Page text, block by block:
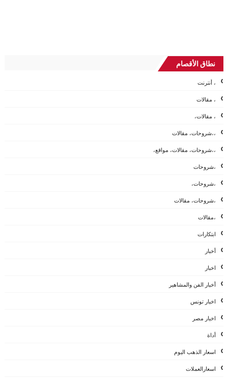
نطاق الأقصام
، أنترنت
، مقالات
، مقالات،
،،شروحات، مقالات
،،شروحات، مقالات، مواقع،
،شروحات
،شروحات،
،شروحات، مقالات
،مقالات
ابتكارات
أخبار
اخبار
أخبار الفن والمشاهير
اخبار تونس
اخبار مصر
أداة
اسعار الذهب اليوم
اسعارالعملات